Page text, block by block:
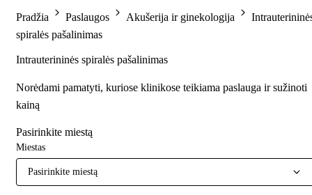
Pradžia Paslaugos Akušerija ir ginekologija
spiralės pašalinimas
Intrauterininės spiralės pašalinimas
Norėdami pamatyti, kuriose klinikose teikiama paslauga ir sužinoti
kainą
Pasirinkite miestą
Miestas
Pasirinkite miestą